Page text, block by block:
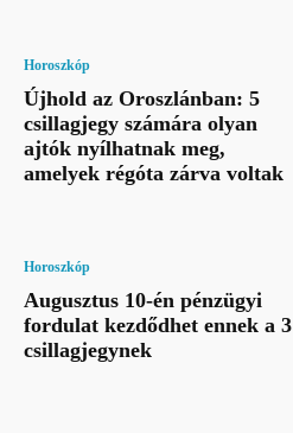
Horoszkóp
Újhold az Oroszlánban: 5
csillagjegy számára olyan
ajtók nyílhatnak meg,
amelyek régóta zárva voltak
Horoszkóp
Augusztus 10-én pénzügyi
fordulat kezdődhet ennek a 3
csillagjegynek